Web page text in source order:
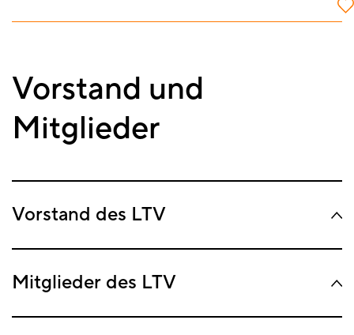
Vorstand und
Mitglieder
Vorstand des LTV
Mitglieder des LTV